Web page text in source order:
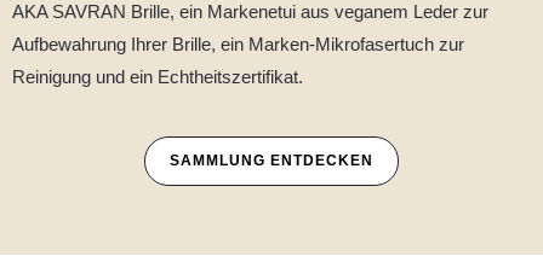
AKA SAVRAN Brille, ein Markenetui aus veganem Leder zur
Aufbewahrung Ihrer Brille, ein Marken-Mikrofasertuch zur
Reinigung und ein Echtheitszertifikat.
SAMMLUNG ENTDECKEN